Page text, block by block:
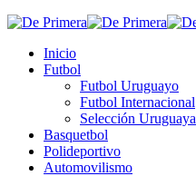
Inicio
Futbol
Futbol Uruguayo
Futbol Internacional
Selección Uruguaya
Basquetbol
Polideportivo
Automovilismo